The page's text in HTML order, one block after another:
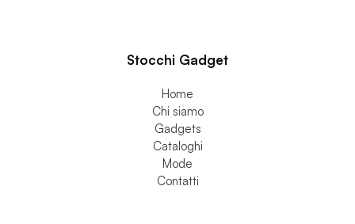
Stocchi Gadget
Home
Chi siamo
Gadgets
Cataloghi